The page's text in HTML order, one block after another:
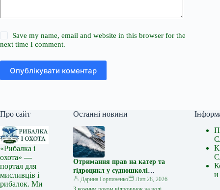
Save my name, email and website in this browser for the
next time I comment.
Опублікувати коментар
Про сайт
«Рибалка і
охота» —
портал для
мисливців і
рибалок. Ми
Останні новини
Отримання прав на катер та
гідроцикл у судношколі
«Либідь-А»: від теорії до
іспиту
Дарина Горпиненко
Лип 28, 2026
и